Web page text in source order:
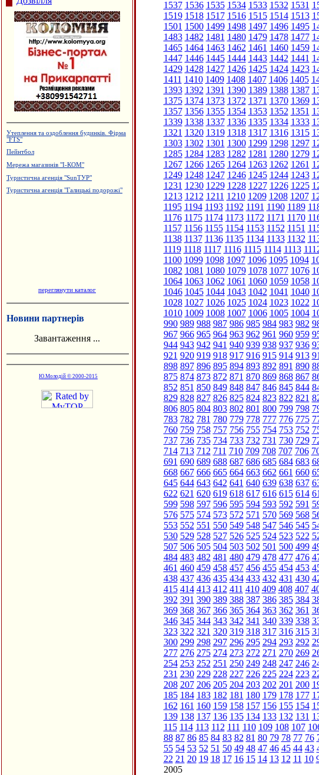
Утеплення та оздоблення будинків. Фірма
"FTS"
Пейнтбол
Мережа магазинів "І-КОМ"
Туристична агенція "SunТУР"
Туристична агенція "Галицькі подорожі"
переглянути каталог
Новини партнерів
Завантаження ...
Ю.Молодій © 2000-2015
1537 1536 1535 1534 1533 1532 1531
1519 1518 1517 1516 1515 1514 1513
1501 1500 1499 1498 1497 1496 1495
1483 1482 1481 1480 1479 1478 1477
1465 1464 1463 1462 1461 1460 1459
1447 1446 1445 1444 1443 1442 1441
1429 1428 1427 1426 1425 1424 1423
1411 1410 1409 1408 1407 1406 1405
1393 1392 1391 1390 1389 1388 1387
1375 1374 1373 1372 1371 1370 1369
1357 1356 1355 1354 1353 1352 1351
1339 1338 1337 1336 1335 1334 1333
1321 1320 1319 1318 1317 1316 1315
1303 1302 1301 1300 1299 1298 1297
1285 1284 1283 1282 1281 1280 1279
1267 1266 1265 1264 1263 1262 1261
1249 1248 1247 1246 1245 1244 1243
1231 1230 1229 1228 1227 1226 1225
1213 1212 1211 1210 1209 1208 1207
1195 1194 1193 1192 1191 1190 1189
1176 1175 1174 1173 1172 1171 1170
1157 1156 1155 1154 1153 1152 1151
1138 1137 1136 1135 1134 1133 1132
1119 1118 1117 1116 1115 1114 1113
1100 1099 1098 1097 1096 1095 1094
1082 1081 1080 1079 1078 1077 1076
1064 1063 1062 1061 1060 1059 1058
1046 1045 1044 1043 1042 1041 1040
1028 1027 1026 1025 1024 1023 1022
1010 1009 1008 1007 1006 1005 1004
990 989 988 987 986 985 984 983 982
967 966 965 964 963 962 961 960 959
944 943 942 941 940 939 938 937 936
921 920 919 918 917 916 915 914 913
898 897 896 895 894 893 892 891 890
875 874 873 872 871 870 869 868 867
852 851 850 849 848 847 846 845 844
829 828 827 826 825 824 823 822 821
806 805 804 803 802 801 800 799 798
783 782 781 780 779 778 777 776 775
760 759 758 757 756 755 754 753 752
737 736 735 734 733 732 731 730 729
714 713 712 711 710 709 708 707 706
691 690 689 688 687 686 685 684 683
668 667 666 665 664 663 662 661 660
645 644 643 642 641 640 639 638 637
622 621 620 619 618 617 616 615 614
599 598 597 596 595 594 593 592 591
576 575 574 573 572 571 570 569 568
553 552 551 550 549 548 547 546 545
530 529 528 527 526 525 524 523 522
507 506 505 504 503 502 501 500 499
484 483 482 481 480 479 478 477 476
461 460 459 458 457 456 455 454 453
438 437 436 435 434 433 432 431 430
415 414 413 412 411 410 409 408 407
392 391 390 389 388 387 386 385 384
369 368 367 366 365 364 363 362 361
346 345 344 343 342 341 340 339 338
323 322 321 320 319 318 317 316 315
300 299 298 297 296 295 294 293 292
277 276 275 274 273 272 271 270 269
254 253 252 251 250 249 248 247 246
231 230 229 228 227 226 225 224 223
208 207 206 205 204 203 202 201 200
185 184 183 182 181 180 179 178 177
162 161 160 159 158 157 156 155 154
139 138 137 136 135 134 133 132 131
115 114 113 112 111 110 109 108 107
88 87 86 85 84 83 82 81 80 79 78 77 76
55 54 53 52 51 50 49 48 47 46 45 44 43
22 21 20 19 18 17 16 15 14 13 12 11 10
2005